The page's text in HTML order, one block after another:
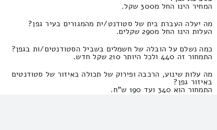
המחיר הינו החל מ300 שקל.
מה יעלה העברת בית של סטודנט/ית מהמגורים בעיר גפן?
העלות הינו החל מ290 שקלים.
כמה נשלם על הובלה של חשמלים בשביל הסטודנטים/ות בגפן?
התמחור זה 440 ולכל היותר 210 שקל חדש.
מה עלות שינוע, הרכבה ופירוק של תכולה באיזור של סטודנטים
באיזור גפן?
התמחור הוא 340 ועד 190 ש"ח.